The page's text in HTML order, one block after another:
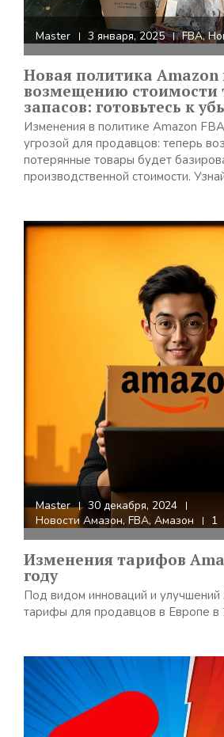
Master 3 января, 2025 FBA,
Новая политика Amazon
возмещению стоимости
запасов: готовьтесь к
Изменения в политике Amazon FBA
угрозой для продавцов: теперь
потерянные товары будет
производственной стоимости.
Master
30 декабря, 2024
Новости Амазон, FBA, Амазон 1
Изменения тарифов
году
Под видом инноваций и
тарифы для продавцов в Европе в